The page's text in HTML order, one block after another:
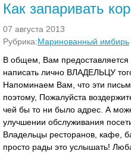
Как запаривать
07 августа 2013
Рубрика:Маринованный имбирь
В общем, Вам предоставляется
написать лично ВЛАДЕЛЬЦУ
Напоминаем Вам, что эти
поэтому, Пожалуйста
чей бы то ни было адрес. А
улучшении обслуживания
Владельцы ресторанов, кафе,
просто рады это услышать!